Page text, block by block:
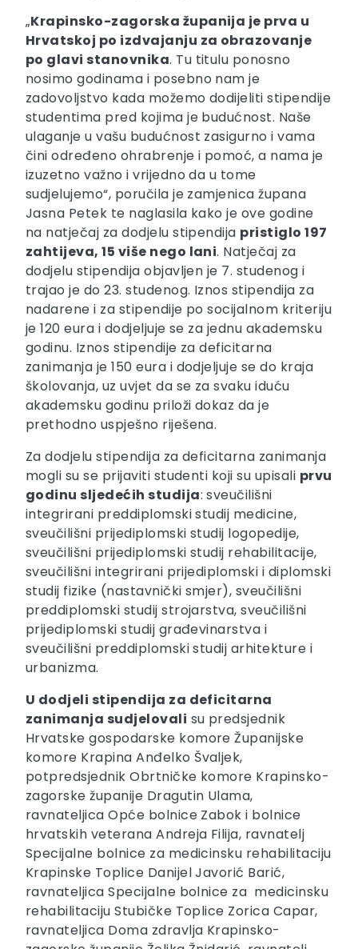
„Krapinsko-zagorska županija je prva u
Hrvatskoj po izdvajanju za obrazovanje
po glavi stanovnika. Tu titulu ponosno
nosimo godinama i posebno nam je
zadovoljstvo kada možemo dodijeliti stipendije
studentima pred kojima je budućnost. Naše
ulaganje u vašu budućnost zasigurno i vama
čini određeno ohrabrenje i pomoć, a nama je
izuzetno važno i vrijedno da u tome
sudjelujemo“, poručila je zamjenica župana
Jasna Petek te naglasila kako je ove godine
na natječaj za dodjelu stipendija pristiglo 197
zahtijeva, 15 više nego lani. Natječaj za
dodjelu stipendija objavljen je 7. studenog i
trajao je do 23. studenog. Iznos stipendija za
nadarene i za stipendije po socijalnom kriteriju
je 120 eura i dodjeljuje se za jednu akademsku
godinu. Iznos stipendije za deficitarna
zanimanja je 150 eura i dodjeljuje se do kraja
školovanja, uz uvjet da se za svaku iduću
akademsku godinu priloži dokaz da je
prethodno uspješno riješena.
Za dodjelu stipendija za deficitarna zanimanja
mogli su se prijaviti studenti koji su upisali prvu
godinu sljedećih studija: sveučilišni
integrirani preddiplomski studij medicine,
sveučilišni prijediplomski studij logopedije,
sveučilišni prijediplomski studij rehabilitacije,
sveučilišni integrirani prijediplomski i diplomski
studij fizike (nastavnički smjer), sveučilišni
preddiplomski studij strojarstva, sveučilišni
prijediplomski studij građevinarstva i
sveučilišni preddiplomski studij arhitekture i
urbanizma.
U dodjeli stipendija za deficitarna
zanimanja sudjelovali su predsjednik
Hrvatske gospodarske komore Županijske
komore Krapina Anđelko Švaljek,
potpredsjednik Obrtničke komore Krapinsko-
zagorske županije Dragutin Ulama,
ravnateljica Opće bolnice Zabok i bolnice
hrvatskih veterana Andreja Filija, ravnatelj
Specijalne bolnice za medicinsku rehabilitaciju
Krapinske Toplice Danijel Javorić Barić,
ravnateljica Specijalne bolnice za medicinsku
rehabilitaciju Stubičke Toplice Zorica Capar,
ravnateljica Doma zdravlja Krapinsko-